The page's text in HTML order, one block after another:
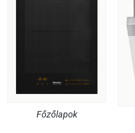
Főzőlapok